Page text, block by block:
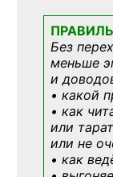
Без
меньше
и
• какой
• как
или
или не
• как